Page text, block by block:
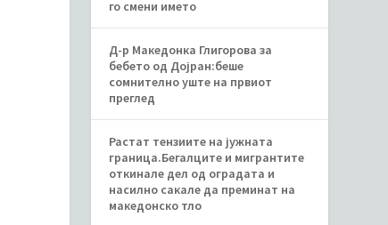
го смени името
Д-р Македонка Глигорова за
бебето од Дојран:беше
сомнително уште на првиот
преглед
Растат тензиите на јужната
граница.Бегалците и мигрантите
откинале дел од оградата и
насилно сакале да преминат на
македонско тло